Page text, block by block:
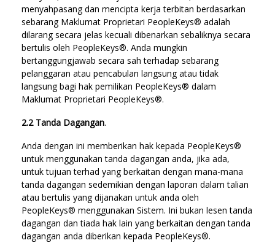
menyahpasang dan mencipta kerja terbitan berdasarkan
sebarang Maklumat Proprietari PeopleKeys® adalah
dilarang secara jelas kecuali dibenarkan sebaliknya secara
bertulis oleh PeopleKeys®. Anda mungkin
bertanggungjawab secara sah terhadap sebarang
pelanggaran atau pencabulan langsung atau tidak
langsung bagi hak pemilikan PeopleKeys® dalam
Maklumat Proprietari PeopleKeys®.
2.2 Tanda Dagangan.
Anda dengan ini memberikan hak kepada PeopleKeys®
untuk menggunakan tanda dagangan anda, jika ada,
untuk tujuan terhad yang berkaitan dengan mana-mana
tanda dagangan sedemikian dengan laporan dalam talian
atau bertulis yang dijanakan untuk anda oleh
PeopleKeys® menggunakan Sistem. Ini bukan lesen tanda
dagangan dan tiada hak lain yang berkaitan dengan tanda
dagangan anda diberikan kepada PeopleKeys®.